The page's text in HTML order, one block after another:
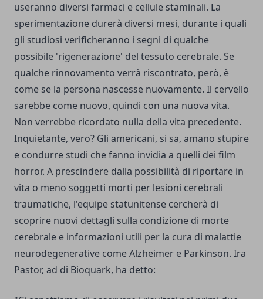
useranno diversi farmaci e cellule staminali. La
sperimentazione durerà diversi mesi, durante i quali
gli studiosi verificheranno i segni di qualche
possibile 'rigenerazione' del tessuto cerebrale. Se
qualche rinnovamento verrà riscontrato, però, è
come se la persona nascesse nuovamente. Il cervello
sarebbe come nuovo, quindi con una nuova vita.
Non verrebbe ricordato nulla della vita precedente.
Inquietante, vero? Gli americani, si sa, amano stupire
e condurre studi che fanno invidia a quelli dei film
horror. A prescindere dalla possibilità di riportare in
vita o meno soggetti morti per lesioni cerebrali
traumatiche, l'equipe statunitense cercherà di
scoprire nuovi dettagli sulla condizione di morte
cerebrale e informazioni utili per la cura di malattie
neurodegenerative come Alzheimer e Parkinson. Ira
Pastor, ad di Bioquark, ha detto: